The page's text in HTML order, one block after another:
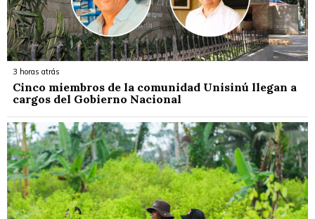
3 horas atrás
Cinco miembros de la comunidad Unisinú llegan a
cargos del Gobierno Nacional